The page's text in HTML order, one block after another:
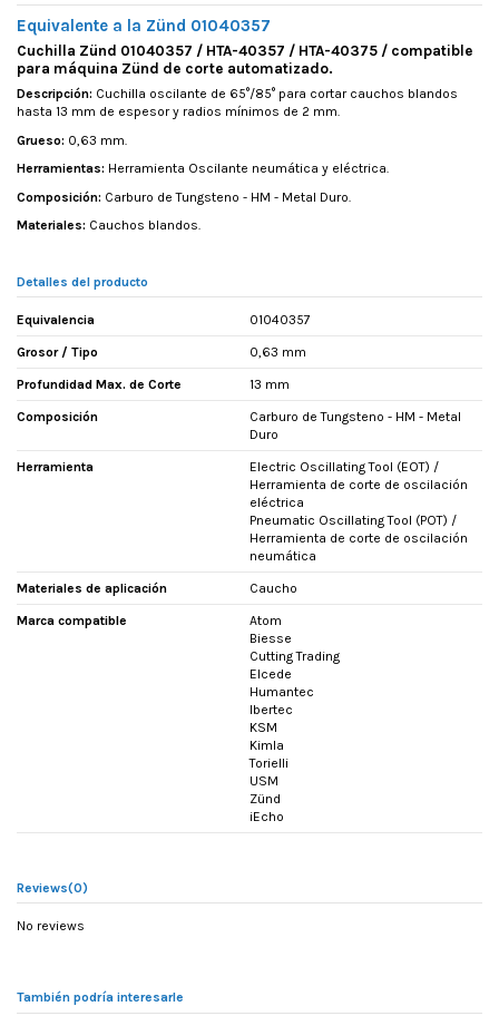
Equivalente a la Zünd 01040357
Cuchilla Zünd 01040357 / HTA-40357 / HTA-40375 / compatible
para máquina Zünd de corte automatizado.
Descripción: Cuchilla oscilante de 65°/85° para cortar cauchos blandos
hasta 13 mm de espesor y radios mínimos de 2 mm.
Grueso: 0,63 mm.
Herramientas: Herramienta Oscilante neumática y eléctrica.
Composición: Carburo de Tungsteno - HM - Metal Duro.
Materiales: Cauchos blandos.
Detalles del producto
Equivalencia 01040357
Grosor / Tipo 0,63 mm
Profundidad Max. de Corte 13 mm
Composición
Carburo de Tungsteno - HM - Metal
Duro
Herramienta
Electric Oscillating Tool (EOT) /
Herramienta de corte de oscilación
eléctrica
Pneumatic Oscillating Tool (POT) /
Herramienta de corte de oscilación
neumática
Materiales de aplicación Caucho
Marca compatible
Atom
Biesse
Cutting Trading
Elcede
Humantec
Ibertec
KSM
Kimla
Torielli
USM
Zünd
iEcho
Reviews(0)
No reviews
También podría interesarle